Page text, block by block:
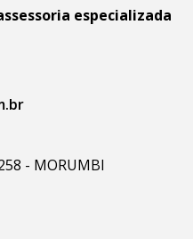
especializada
- MORUMBI